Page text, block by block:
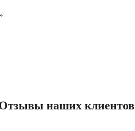
наших клиентов